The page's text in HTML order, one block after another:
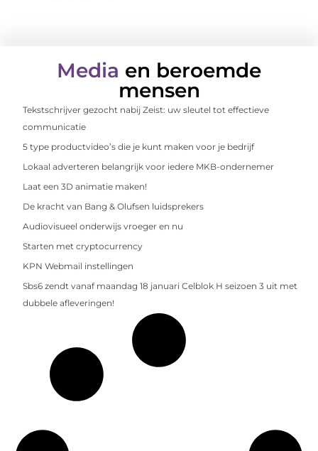
Media en beroemde
mensen
Tekstschrijver gezocht nabij Zeist: uw sleutel tot effectieve
communicatie
5 type productvideo’s die je kunt maken voor je bedrijf
Lokaal adverteren belangrijk voor iedere MKB-ondernemer
Laat een 3D animatie maken!
De kracht van Bang & Olufsen luidsprekers
Audiovisueel onderwijs vroeger en nu
Starten met cryptocurrency
KPN Webmail instellingen
Sbs6 zendt vanaf maandag 18 januari Celblok H seizoen 3 uit met
dubbele afleveringen!